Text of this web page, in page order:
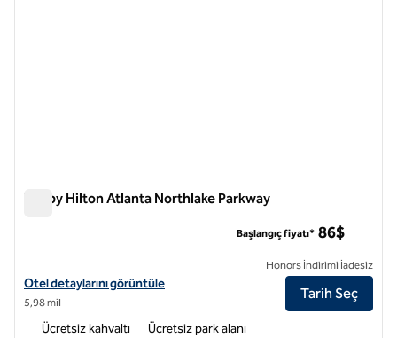
Tru by Hilton Atlanta Northlake Parkway
Tru by Hilton Atlanta Northlake Parkway için otel detaylarını
Otel detaylarını görüntüle
5,98 mil
Başlangıç fiyatı* 86$
Honors İndirimi İadesiz
Tarih Seç
Ücretsiz kahvaltı Ücretsiz park alanı